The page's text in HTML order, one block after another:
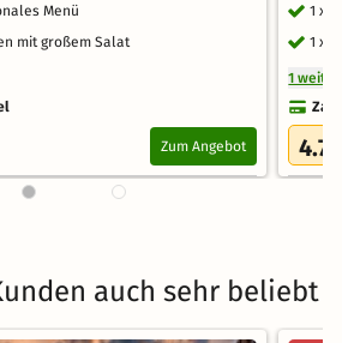
Menü
mit großem Salat
Zum Angebot
1 x
1 x
1
4.7
auch sehr beliebt